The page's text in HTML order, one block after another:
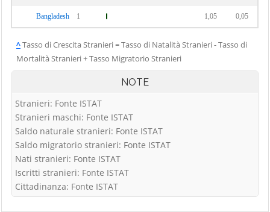
Bangladesh 1 1,05 0,05
^Tasso di Crescita Stranieri = Tasso di Natalità Stranieri - Tasso di
Mortalità Stranieri + Tasso Migratorio Stranieri
NOTE
Stranieri: Fonte ISTAT
Stranieri maschi: Fonte ISTAT
Saldo naturale stranieri: Fonte ISTAT
Saldo migratorio stranieri: Fonte ISTAT
Nati stranieri: Fonte ISTAT
Iscritti stranieri: Fonte ISTAT
Cittadinanza: Fonte ISTAT